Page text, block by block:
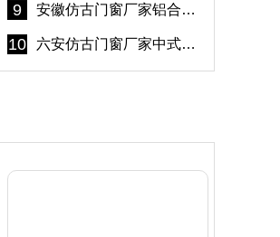
9 安徽仿古门窗厂家铝合金仿古门窗批发 免费设计出货快
10 六安仿古门窗厂家中式仿古门窗制作 6000平米源头厂家